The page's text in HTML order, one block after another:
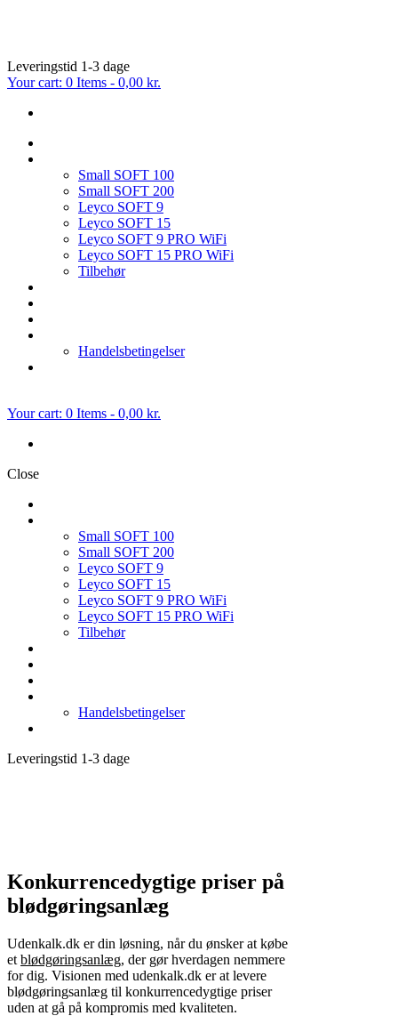
Leveringstid 1-3 dage
Your cart: 0 Items - 0,00 kr.
Small SOFT 100
Small SOFT 200
Leyco SOFT 9
Leyco SOFT 15
Leyco SOFT 9 PRO WiFi
Leyco SOFT 15 PRO WiFi
Tilbehør
Handelsbetingelser
Your cart: 0 Items - 0,00 kr.
Close
Small SOFT 100
Small SOFT 200
Leyco SOFT 9
Leyco SOFT 15
Leyco SOFT 9 PRO WiFi
Leyco SOFT 15 PRO WiFi
Tilbehør
Handelsbetingelser
Leveringstid 1-3 dage
Konkurrencedygtige priser på
blødgøringsanlæg
Udenkalk.dk er din løsning, når du ønsker at købe
et blødgøringsanlæg, der gør hverdagen nemmere
for dig. Visionen med udenkalk.dk er at levere
blødgøringsanlæg til konkurrencedygtige priser
uden at gå på kompromis med kvaliteten.